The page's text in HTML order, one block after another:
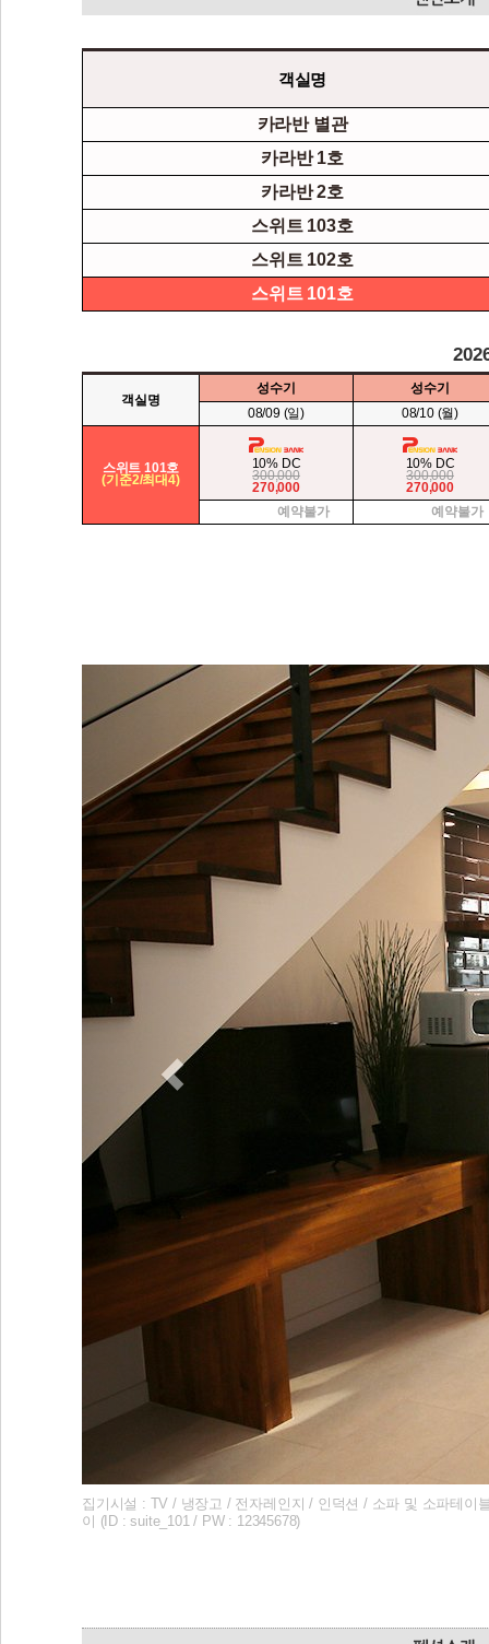
객실명
카라반 별관
카라반 1호
카라반 2호
스위트 103호
스위트 102호
스위트 101호
집기시설 : TV / 냉장고 / 전자레인지 / 인덕션 / 소파 및 소파테
이 (ID : suite_101 / PW : 12345678)